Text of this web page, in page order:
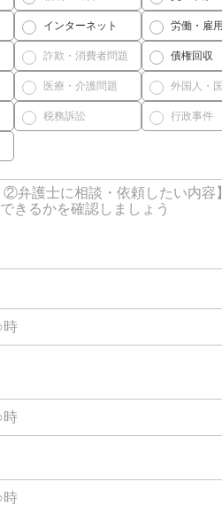
インターネット 労働・雇
詐欺・消費者問題 債権回収
医療・介護問題 外国人・
税務訴訟 行政事件